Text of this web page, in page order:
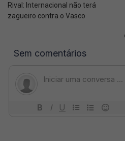
Rival: Internacional não terá
zagueiro contra o Vasco